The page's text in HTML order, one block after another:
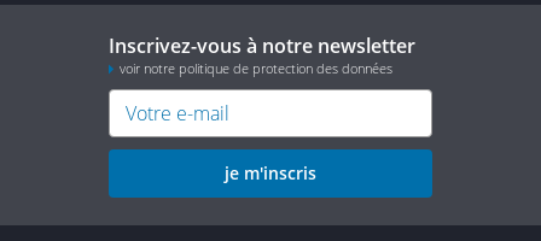
Inscrivez-vous à notre newsletter
voir notre politique de protection des données
je m'inscris